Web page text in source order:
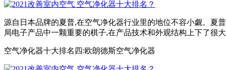
源自日本品牌的夏普,在空气净化器行业里的地位不容小觑。夏
局电子产品中一颗重要的棋子,在产品技术和外观结构上下了很
空气净化器十大排名四:欧朗德斯空气净化器